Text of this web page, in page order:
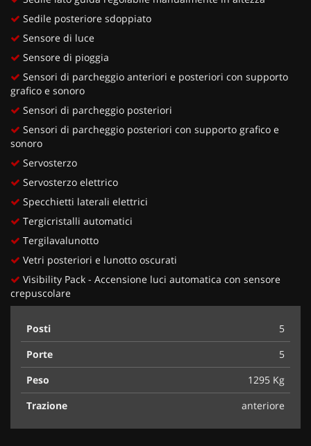
Sedile posteriore sdoppiato
Sensore di luce
Sensore di pioggia
Sensori di parcheggio anteriori e posteriori con supporto
grafico e sonoro
Sensori di parcheggio posteriori
Sensori di parcheggio posteriori con supporto grafico e
sonoro
Servosterzo
Servosterzo elettrico
Specchietti laterali elettrici
Tergicristalli automatici
Tergilavalunotto
Vetri posteriori e lunotto oscurati
Visibility Pack - Accensione luci automatica con sensore
crepuscolare
Posti
5
Porte
5
Peso
1295 Kg
Trazione
anteriore